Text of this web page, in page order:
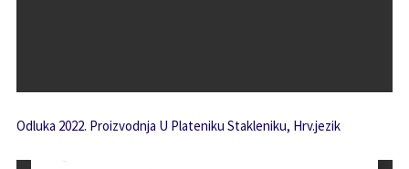
Odluka 2022. Proizvodnja U Plateniku Stakleniku, Hrv.jezik